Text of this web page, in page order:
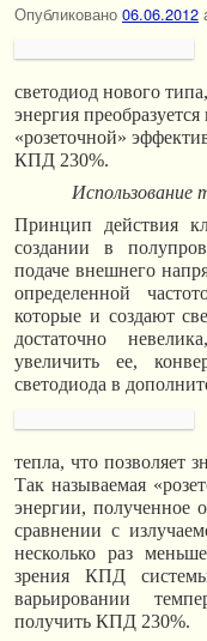
Опубликовано 06.06.2012
светодиод нового
энергия
«розеточной»
КПД 230%.
Использование
Принцип действия
создании в
подаче внешнего
определенной
которые и создают
достаточно
увеличить ее,
светодиода в
тепла, что позволяет
Так называемая
энергии, полученное
сравнении с
несколько раз
зрения КПД
варьировании
получить КПД 230%.